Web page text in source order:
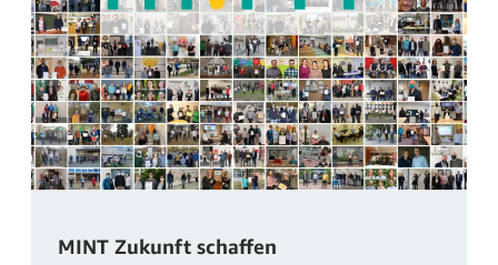
MINT Zukunft schaffen